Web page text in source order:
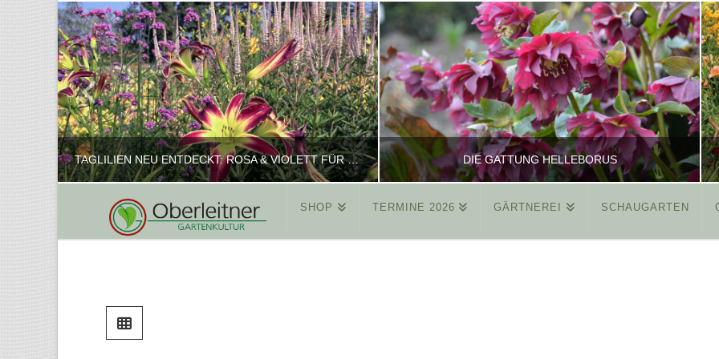
TAGLILIEN NEU ENTDECKT: ROSA & VIOLETT FÜR ROMANTISCHE PFLANZKOMBINATIONEN
REINHARD
DIE GATTUNG HELLEBORUS
REINHARD
SHOP TERMINE 2026 GÄRTNEREI SCHAUGARTEN